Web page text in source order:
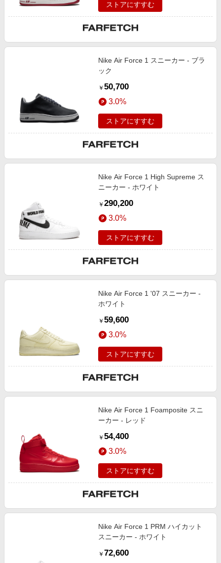
ストアにすすむ
Nike Air Force 1 スニーカー - ブラ
ック
￥ 50,700
3.0%
ストアにすすむ
Nike Air Force 1 High Supreme ス
ニーカー - ホワイト
￥ 290,200
3.0%
ストアにすすむ
Nike Air Force 1 '07 スニーカー -
ホワイト
￥ 59,600
3.0%
ストアにすすむ
Nike Air Force 1 Foamposite スニ
ーカー - レッド
￥ 54,400
3.0%
ストアにすすむ
Nike Air Force 1 PRM ハイカット
スニーカー - ホワイト
￥ 72,600